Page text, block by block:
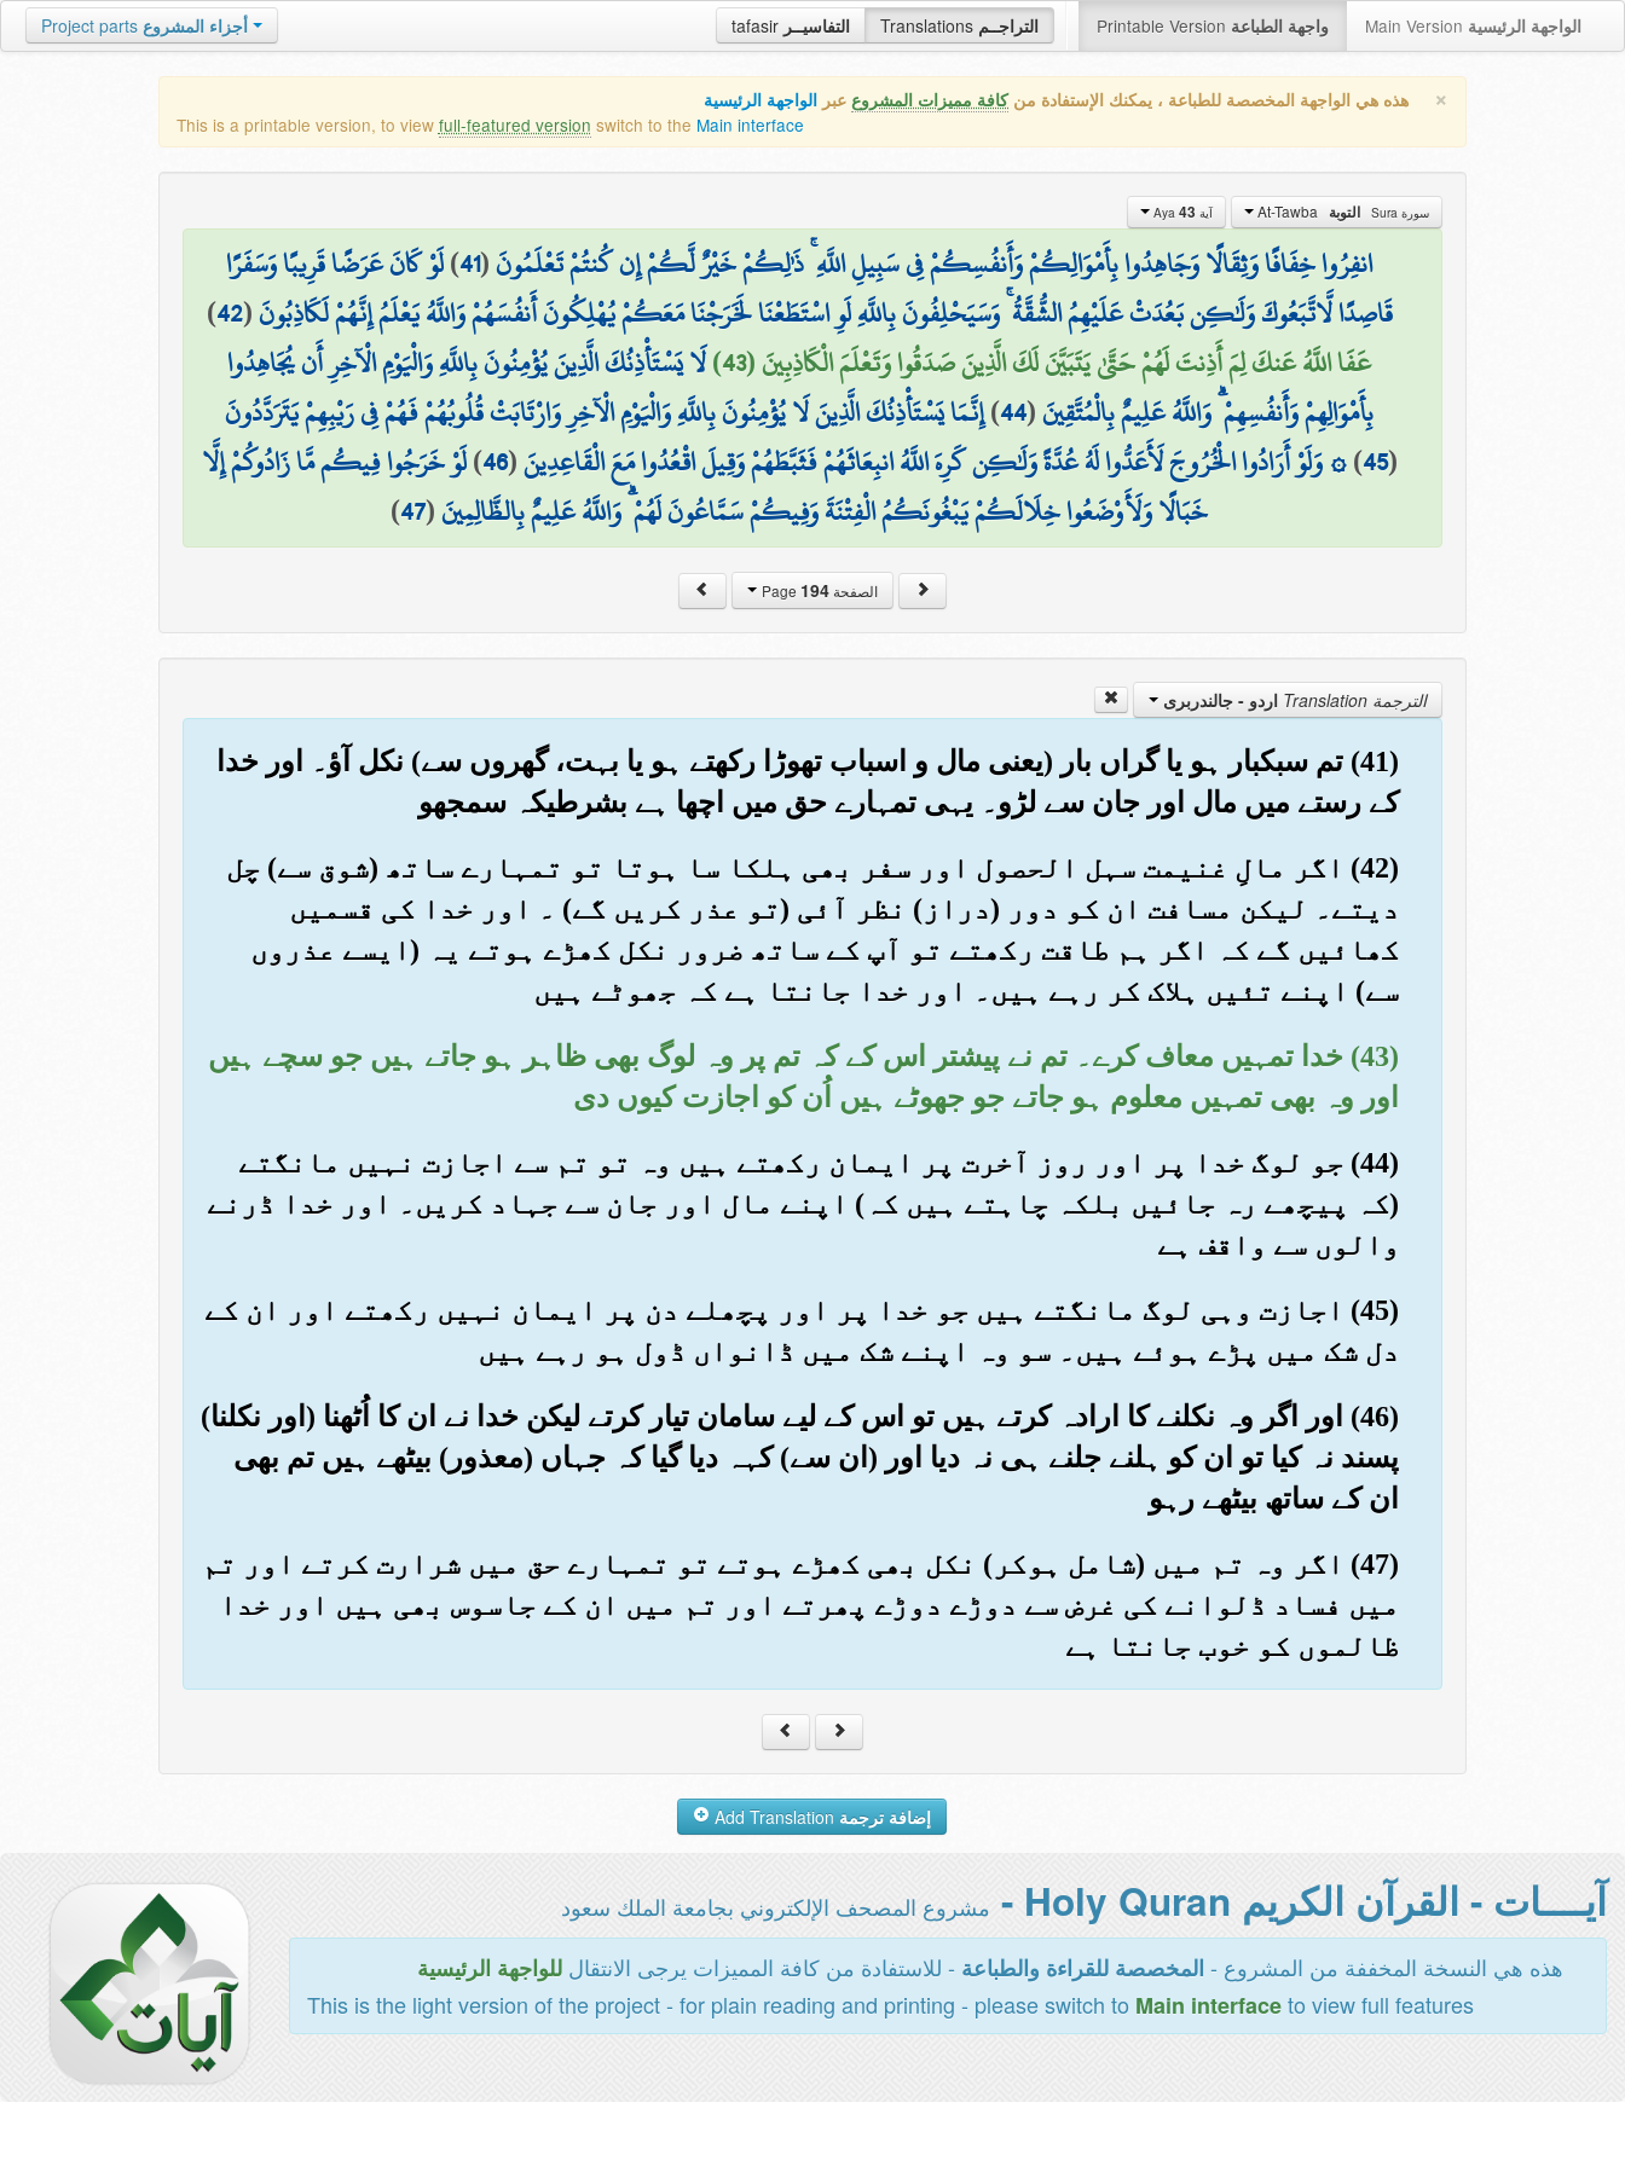
tafasir التفاسيــر Translations التراجــم Printable Version واجهة الطباعة Main Version الواجهة الرئيسية Project parts أجزاء المشروع
× هذه هي الواجهة المخصصة للطباعة ، يمكنك الإستفادة منكافة مميزات المشروع عبر الواجهة الرئيسية
This is a printable version, to view full-featured version switch to the Main interface
سورة Sura التوبة آية Aya 43
انفِرُوا خِفَافًا وَثِقَالًا وَجَاهِدُوا بِأَمْوَالِكُمْ وَأَنفُسِكُمْ فِي سَبِيلِ اللَّهِ ۚ ذَٰلِكُمْ خَيْرٌ لَّكُمْ إِن كُنتُمْ تَعْلَمُونَ(
41
)لَوْ كَانَ عَرَضًا قَرِيبًا وَسَفَرًا
قَاصِدًا لَّاتَّبَعُوكَ وَلَٰكِن بَعُدَتْ عَلَيْهِمُ الشُّقَّةُ ۚ وَسَيَحْلِفُونَ بِاللَّهِ لَوِ اسْتَطَعْنَا لَخَرَجْنَا مَعَكُمْ يُهْلِكُونَ أَنفُسَهُمْ وَاللَّهُ يَعْلَمُ إِنَّهُمْ لَكَاذِبُونَ(
42
)
عَفَا اللَّهُ عَنكَ لِمَ أَذِنتَ لَهُمْ حَتَّىٰ يَتَبَيَّنَ لَكَ الَّذِينَ صَدَقُوا وَتَعْلَمَ الْكَاذِبِينَ (43)
لَا يَسْتَأْذِنُكَ الَّذِينَ يُؤْمِنُونَ بِاللَّهِ وَالْيَوْمِ الْآخِرِ أَن يُجَاهِدُوا
بِأَمْوَالِهِمْ وَأَنفُسِهِمْ ۗ وَاللَّهُ عَلِيمٌ بِالْمُتَّقِينَ(
44
)إِنَّمَا يَسْتَأْذِنُكَ الَّذِينَ لَا يُؤْمِنُونَ بِاللَّهِ وَالْيَوْمِ الْآخِرِ وَارْتَابَتْ قُلُوبُهُمْ فَهُمْ فِي رَيْبِهِمْ يَتَرَدَّدُونَ
(
45
)۞ وَلَوْ أَرَادُوا الْخُرُوجَ لَأَعَدُّوا لَهُ عُدَّةً وَلَٰكِن كَرِهَ اللَّهُ انبِعَاثَهُمْ فَثَبَّطَهُمْ وَقِيلَ اقْعُدُوا مَعَ الْقَاعِدِينَ(
46
)لَوْ خَرَجُوا فِيكُم مَّا زَادُوكُمْ إِلَّا
خَبَالًا وَلَأَوْضَعُوا خِلَالَكُمْ يَبْغُونَكُمُ الْفِتْنَةَ وَفِيكُمْ سَمَّاعُونَ لَهُمْ ۗ وَاللَّهُ عَلِيمٌ بِالظَّالِمِينَ(
47
)
الصفحة Page194
الترجمة Translation اردو - جالندربرى
(41) تم سبکبار ہو یا گراں بار (یعنی مال و اسباب تھوڑا رکھتے ہو یا بہت، گھروں سے) نکل آؤ۔ اور خدا
کے رستے میں مال اور جان سے لڑو۔ یہی تمہارے حق میں اچھا ہے بشرطیکہ سمجھو
(42) اگر مالِ غنیمت سہل الحصول اور سفر بھی ہلکا سا ہوتا تو تمہارے ساتھ (شوق سے) چل
دیتے۔ لیکن مسافت ان کو دور (دراز) نظر آئی (تو عذر کریں گے) ۔ اور خدا کی قسمیں
کھائیں گے کہ اگر ہم طاقت رکھتے تو آپ کے ساتھ ضرور نکل کھڑے ہوتے یہ (ایسے عذروں
سے) اپنے تئیں ہلاک کر رہے ہیں۔ اور خدا جانتا ہے کہ جھوٹے ہیں
(43) خدا تمہیں معاف کرے۔ تم نے پیشتر اس کے کہ تم پر وہ لوگ بھی ظاہر ہو جاتے ہیں جو سچے ہیں
اور وہ بھی تمہیں معلوم ہو جاتے جو جھوٹے ہیں اُن کو اجازت کیوں دی
(44) جو لوگ خدا پر اور روز آخرت پر ایمان رکھتے ہیں وہ تو تم سے اجازت نہیں مانگتے
(کہ پیچھے رہ جائیں بلکہ چاہتے ہیں کہ) اپنے مال اور جان سے جہاد کریں۔ اور خدا ڈرنے
والوں سے واقف ہے
(45) اجازت وہی لوگ مانگتے ہیں جو خدا پر اور پچھلے دن پر ایمان نہیں رکھتے اور ان کے
دل شک میں پڑے ہوئے ہیں۔ سو وہ اپنے شک میں ڈانواں ڈول ہو رہے ہیں
(46) اور اگر وہ نکلنے کا ارادہ کرتے ہیں تو اس کے لیے سامان تیار کرتے لیکن خدا نے ان کا اُٹھنا (اور نکلنا)
پسند نہ کیا تو ان کو ہلنے جلنے ہی نہ دیا اور (ان سے) کہہ دیا گیا کہ جہاں (معذور) بیٹھے ہیں تم بھی
ان کے ساتھ بیٹھے رہو
(47) اگر وہ تم میں (شامل ہوکر) نکل بھی کھڑے ہوتے تو تمہارے حق میں شرارت کرتے اور تم
میں فساد ڈلوانے کی غرض سے دوڑے دوڑے پھرتے اور تم میں ان کے جاسوس بھی ہیں اور خدا
ظالموں کو خوب جانتا ہے
إضافة ترجمة
آيــــات - القرآن الكريم Holy Quran - مشروع المصحف الإلكتروني بجامعة الملك سعود
هذه هي النسخة المخففة من المشروع - المخصصة للقراءة والطباعة - للاستفادة من كافة المميزات يرجى الانتقالللواجهة الرئيسية
This is the light version of the project - for plain reading and printing - please switch to Main interfaceto view full features